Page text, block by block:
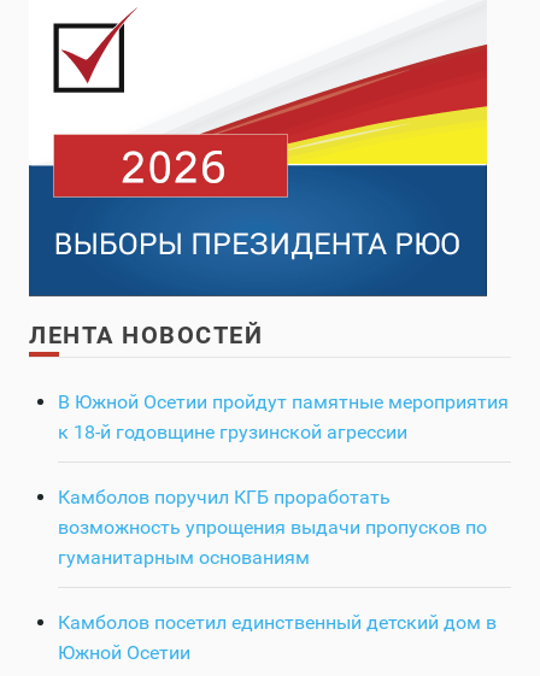
ЛЕНТА НОВОСТЕЙ
В Южной Осетии пройдут памятные мероприятия
к 18-й годовщине грузинской агрессии
Камболов поручил КГБ проработать
возможность упрощения выдачи пропусков по
гуманитарным основаниям
Камболов посетил единственный детский дом в
Южной Осетии